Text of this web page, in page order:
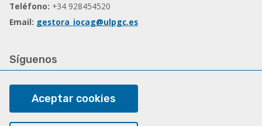
Teléfono: +34 928454520
Email: gestora_iocag@ulpgc.es
Síguenos
Aceptar cookies